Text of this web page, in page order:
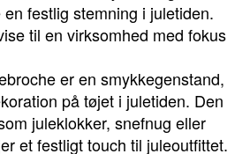
festlig stemning i juletiden.
til en virksomhed med fokus
er en smykkegenstand,
på tøjet i juletiden. Den
juleklokker, snefnug eller
et festligt touch til juleoutfittet.